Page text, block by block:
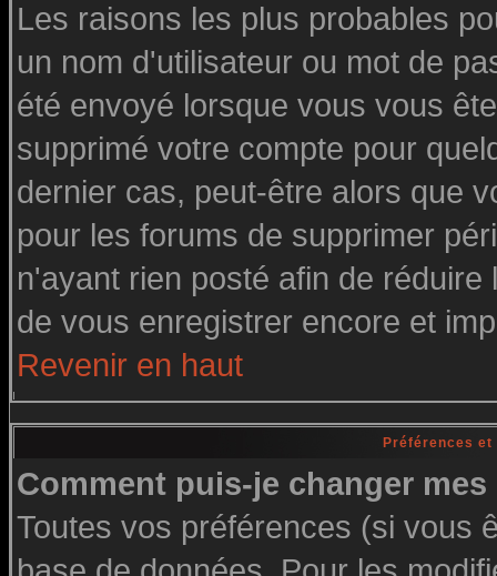
Les raisons les plus probables
un nom d'utilisateur ou mot de
été envoyé lorsque vous vous
supprimé votre compte pour
dernier cas, peut-être alors que
pour les forums de supprimer
n'ayant rien posté afin de
de vous enregistrer encore et
Revenir en haut
Préférences
Comment puis-je changer
Toutes vos préférences (si vous